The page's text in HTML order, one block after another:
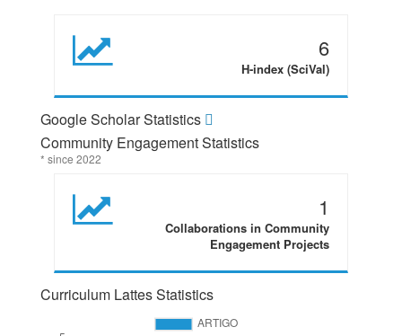
6
H-index (SciVal)
Google Scholar Statistics
Community Engagement Statistics
* since 2022
1
Collaborations in Community
Engagement Projects
Curriculum Lattes Statistics